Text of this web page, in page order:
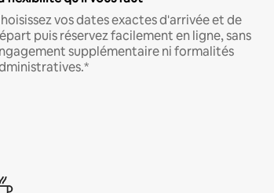
vos dates exactes d'arrivée et de
puis réservez facilement en ligne, sans
supplémentaire ni formalités